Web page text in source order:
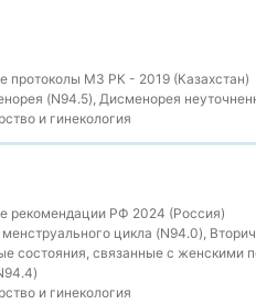
протоколы МЗ РК - 2019 (Казахстан)
(N94.5), Дисменорея
и гинекология
рекомендации РФ 2024 (Россия)
цикла (N94.0),
состояния, связанные с
и гинекология